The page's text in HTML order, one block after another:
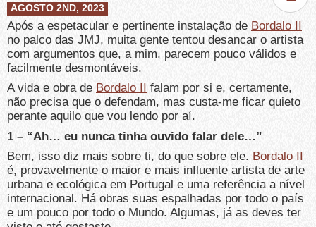
AGOSTO 2ND, 2023
Após a espetacular e pertinente instalação de Bordalo II
no palco das JMJ, muita gente tentou desancar o artista
com argumentos que, a mim, parecem pouco válidos e
facilmente desmontáveis.
A vida e obra de Bordalo II
falam por si e, certamente,
não precisa que o defendam, mas custa-me ficar quieto
perante aquilo que vou lendo por aí.
1 – “Ah… eu nunca tinha ouvido falar dele…”
Bem, isso diz mais sobre ti, do que sobre ele. Bordalo II
é, provavelmente o maior e mais influente artista de arte
urbana e ecológica em Portugal e uma referência a nível
internacional. Há obras suas espalhadas por todo o país
e um pouco por todo o Mundo. Algumas, já as deves ter